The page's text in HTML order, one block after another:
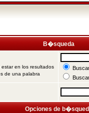
B�squeda
en los resultados
de una palabra
Opciones de